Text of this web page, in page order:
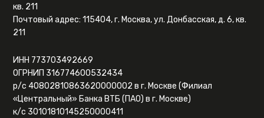
кв. 211
Почтовый адрес: 115404, г. Москва, ул. Донбасская, д. 6, кв.
211
ИНН 773703492669
ОГРНИП 316774600532434
р/с 40802810863620000002 в г. Москве (Филиал
«Центральный» Банка ВТБ (ПАО) в г. Москве)
к/с 30101810145250000411